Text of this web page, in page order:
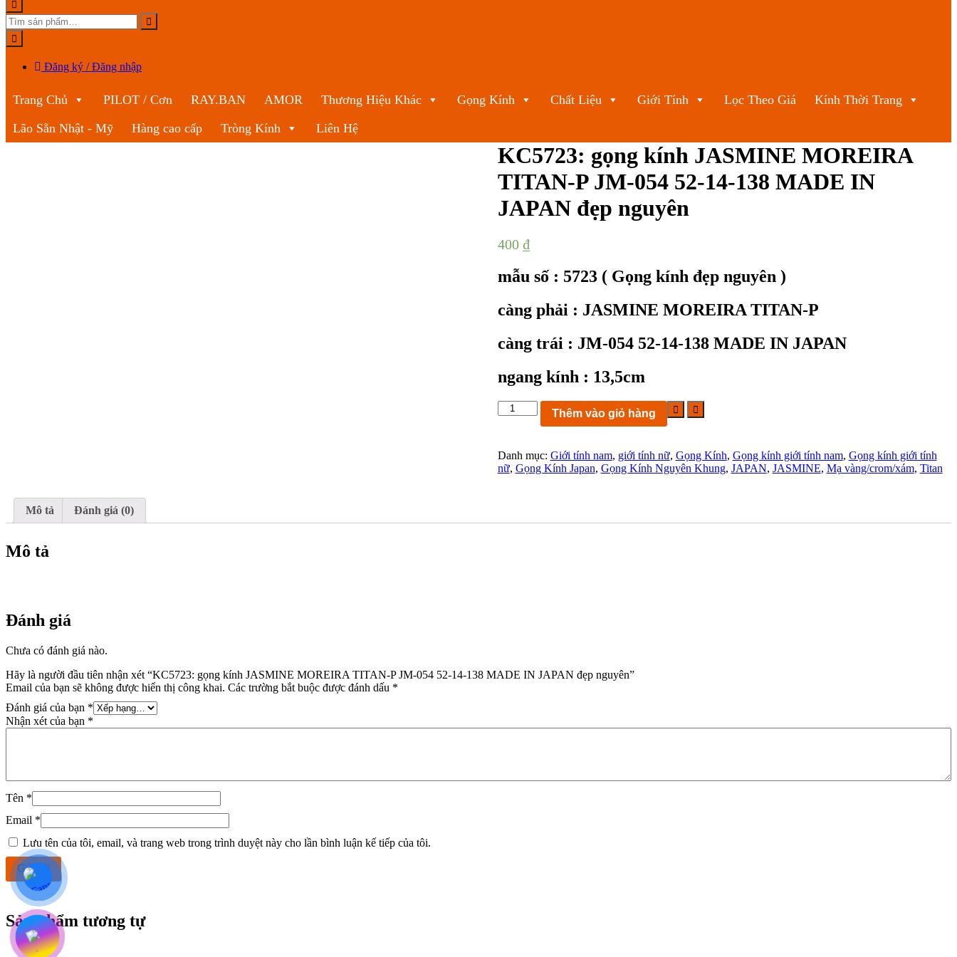
Đăng ký / Đăng nhập
Trang Chủ PILOT / Cơn RAY.BAN AMOR Thương Hiệu Khác Gọng Kính Chất Liệu Giới Tính Lọc Theo Giá
Kính Thời Trang
Lão Sẵn Nhật - Mỹ
Hàng cao cấp Tròng Kính Liên Hệ
KC5723: gọng kính JASMINE MOREIRA
TITAN-P JM-054 52-14-138 MADE IN
JAPAN đẹp nguyên
400 ₫
mẫu số : 5723 ( Gọng kính đẹp nguyên )
càng phải : JASMINE MOREIRA TITAN-P
càng trái : JM-054 52-14-138 MADE IN JAPAN
ngang kính : 13,5cm
KC5723:
gọng
MOREIRA
TITAN-
52-
Thêm vào giỏ hàng
Danh mục: Giới tính nam, giới tính nữ, Gọng Kính, Gọng kính giới tính nam, Gọng kính giới tính
nữ, Gọng Kính Japan, Gọng Kính Nguyên Khung, JAPAN, JASMINE, Mạ vàng/crom/xám, Titan
Mô tả Đánh giá (0)
Mô tả
Đánh giá
Chưa có đánh giá nào.
Hãy là người đầu tiên nhận xét “KC5723: gọng kính JASMINE MOREIRA TITAN-P JM-054 52-14-138 MADE IN JAPAN đẹp nguyên”
Email của bạn sẽ không được hiển thị công khai. Các trường bắt buộc được đánh dấu *
Đánh giá của bạn *
Nhận xét của bạn *
Tên *
Email *
Lưu tên của tôi, email, và trang web trong trình duyệt này cho lần bình luận kế tiếp của tôi.
Sản phẩm tương tự